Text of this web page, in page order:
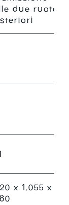
due ruote
x 1.055 x